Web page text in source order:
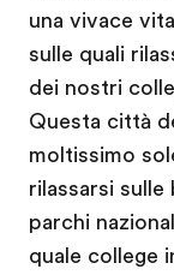
una vivace
sulle quali
dei nostri
Questa città
moltissimo
rilassarsi sulle
parchi
quale college